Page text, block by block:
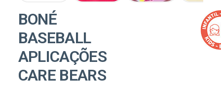
BONÉ
BASEBALL
APLICAÇÕES
CARE BEARS